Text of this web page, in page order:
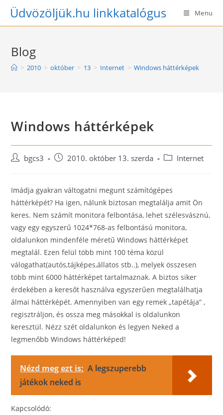
SkipÜdvözöljük.hu linkkatalógus Menu
Blog
> 2010 > október > 13 > Internet > Windows háttérképek
Windows háttérképek
Postbgcs3
Post2010. október 13. szerda
PostInternet
Imádja gyakran váltogatni megunt számítógépes
háttérképét? Ha igen, nálunk biztosan megtalálja amit Ön
keres. Nem számít monitora felbontása, lehet szélesvásznú,
vagy egy egyszerű 1024*768-as felbontású monitora,
oldalunkon mindenféle méretű Windows háttérképet
megtalál. Ezen felül több mint 100 téma közül
válogathat(autós,tájképes,állatos stb..), melyek összesen
több mint 6000 háttérképet tartalmaznak. A biztos siker
érdekében a keresőt használva egyszerűen megtalálhatja
álmai háttérképét. Amennyiben van egy remek „tapétája” ,
regisztráljon, és ossza meg másokkal is oldalunkon
keresztül. Nézz szét oldalunkon és legyen Neked a
legmenőbb Windows háttérképed!
Nézd meg ezt is: A legszuperebb
játékok neked is
Kapcsolódó: